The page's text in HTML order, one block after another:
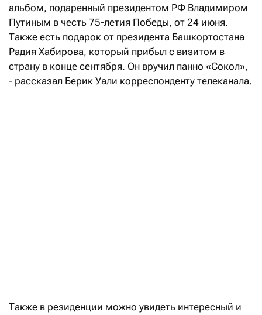
альбом, подаренный президентом РФ Владимиром
Путиным в честь 75-летия Победы, от 24 июня.
Также есть подарок от президента Башкортостана
Радия Хабирова, который прибыл с визитом в
страну в конце сентября. Он вручил панно «Сокол»,
- рассказал Берик Уали корреспонденту телеканала.
Также в резиденции можно увидеть интересный и